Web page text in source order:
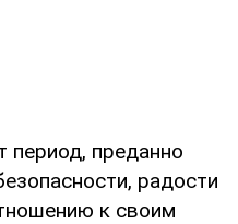
преданно
радости
к своим